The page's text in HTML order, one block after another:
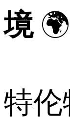
境🌍
特伦